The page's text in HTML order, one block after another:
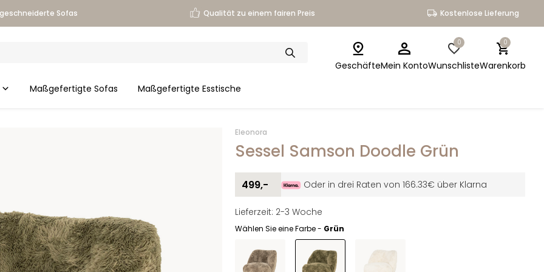
Sofas Qualität zu einem fairen Preis Kostenlose Lieferung
Maßgefertigte Sofas Maßgefertigte Esstische
GeschäfteMein Konto
0
Wunschliste
0
Warenkorb
Eleonora
Sessel Samson Doodle Grün
499,- Oder in drei Raten von 166.33€ über Klarna
Lieferzeit: 2-3 Woche
Wählen Sie eine Farbe - Grün